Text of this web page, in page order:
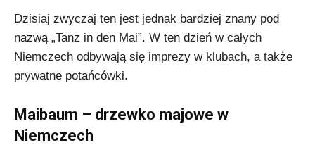
Dzisiaj zwyczaj ten jest jednak bardziej znany pod
nazwą „Tanz in den Mai”. W ten dzień w całych
Niemczech odbywają się imprezy w klubach, a także
prywatne potańcówki.
Maibaum – drzewko majowe w
Niemczech